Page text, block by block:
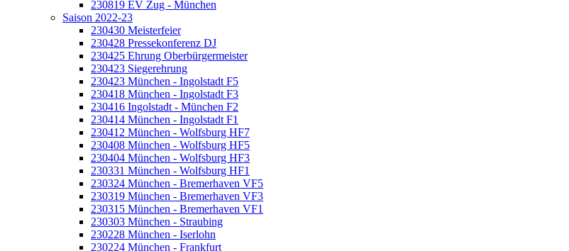
230819 EV Zug - München
Saison 2022-23
230430 Meisterfeier
230428 Pressekonferenz DJ
230425 Ehrung Oberbürgermeister
230423 Siegerehrung
230423 München - Ingolstadt F5
230418 München - Ingolstadt F3
230416 Ingolstadt - München F2
230414 München - Ingolstadt F1
230412 München - Wolfsburg HF7
230408 München - Wolfsburg HF5
230404 München - Wolfsburg HF3
230331 München - Wolfsburg HF1
230324 München - Bremerhaven VF5
230319 München - Bremerhaven VF3
230315 München - Bremerhaven VF1
230303 München - Straubing
230228 München - Iserlohn
230224 München - Frankfurt